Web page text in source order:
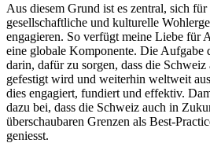
Aus diesem Grund ist es zentral, sich für
gesellschaftliche und kulturelle
engagieren. So verfügt meine Liebe für
eine globale Komponente. Die Aufgabe
darin, dafür zu sorgen, dass die
gefestigt wird und weiterhin weltweit
dies engagiert, fundiert und effektiv.
dazu bei, dass die Schweiz auch in
überschaubaren Grenzen als Best-
geniesst.